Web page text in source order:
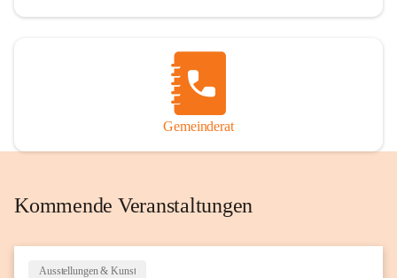
Gemeinderat
Kommende Veranstaltungen
Ausstellungen & Kunst